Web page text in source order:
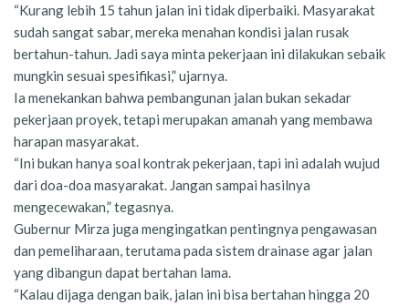
“Kurang lebih 15 tahun jalan ini tidak diperbaiki. Masyarakat
sudah sangat sabar, mereka menahan kondisi jalan rusak
bertahun-tahun. Jadi saya minta pekerjaan ini dilakukan sebaik
mungkin sesuai spesifikasi,” ujarnya.
Ia menekankan bahwa pembangunan jalan bukan sekadar
pekerjaan proyek, tetapi merupakan amanah yang membawa
harapan masyarakat.
“Ini bukan hanya soal kontrak pekerjaan, tapi ini adalah wujud
dari doa-doa masyarakat. Jangan sampai hasilnya
mengecewakan,” tegasnya.
Gubernur Mirza juga mengingatkan pentingnya pengawasan
dan pemeliharaan, terutama pada sistem drainase agar jalan
yang dibangun dapat bertahan lama.
“Kalau dijaga dengan baik, jalan ini bisa bertahan hingga 20